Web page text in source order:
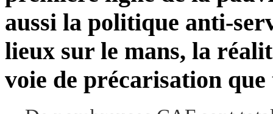
aussi la politique anti-
lieux sur le mans, la
voie de précarisation